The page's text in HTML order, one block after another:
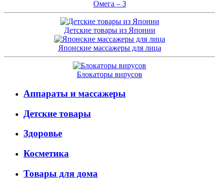
Омега – 3
Детские товары из Японии
Японские массажеры для лица
Блокаторы вирусов
Аппараты и массажеры
Детские товары
Здоровье
Косметика
Товары для дома